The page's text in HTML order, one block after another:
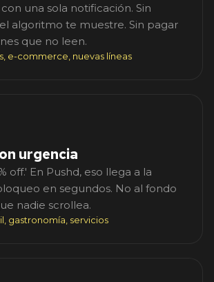
una sola notificación. Sin
algoritmo te muestre. Sin pagar
que no leen.
e-commerce, nuevas líneas
urgencia
off.' En Pushd, eso llega a la
en segundos. No al fondo
nadie scrollea.
gastronomía, servicios